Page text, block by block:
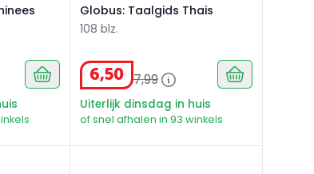
Globus: Taalgids Thais
108 blz.
6,50 7,99
Uiterlijk dinsdag in huis
of snel afhalen in 93 winkels